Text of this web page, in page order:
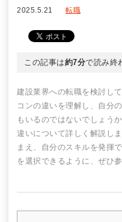
2025.5.21 転職
この記事は約7分で読み終
建設業界への転職を検討し
コンの違いを理解し、自分
もいるのではないでしょう
違いについて詳しく解説し
まえ、自分のスキルを発揮
を選択できるように、ぜひ